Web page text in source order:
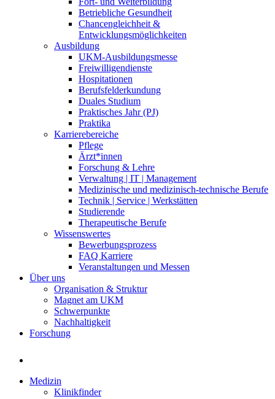
Betriebliche Gesundheit
Chancengleichheit &
Entwicklungsmöglichkeiten
Ausbildung
UKM-Ausbildungsmesse
Freiwilligendienste
Hospitationen
Berufsfelderkundung
Duales Studium
Praktisches Jahr (PJ)
Praktika
Karrierebereiche
Pflege
Ärzt*innen
Forschung & Lehre
Verwaltung | IT | Management
Medizinische und medizinisch-technische Berufe
Technik | Service | Werkstätten
Studierende
Therapeutische Berufe
Wissenswertes
Bewerbungsprozess
FAQ Karriere
Veranstaltungen und Messen
Über uns
Organisation & Struktur
Magnet am UKM
Schwerpunkte
Nachhaltigkeit
Forschung
Medizin
Klinikfinder